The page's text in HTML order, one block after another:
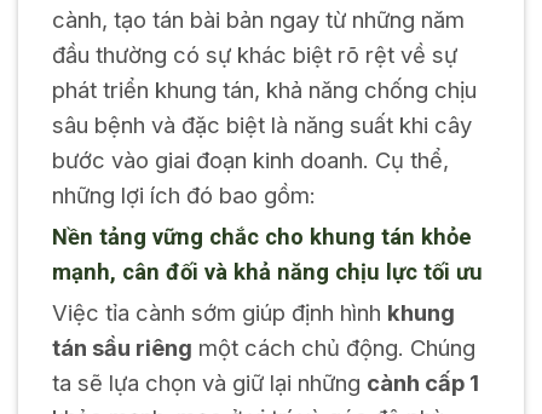
cành, tạo tán bài bản ngay từ những năm
đầu thường có sự khác biệt rõ rệt về sự
phát triển khung tán, khả năng chống chịu
sâu bệnh và đặc biệt là năng suất khi cây
bước vào giai đoạn kinh doanh. Cụ thể,
những lợi ích đó bao gồm:
Nền tảng vững chắc cho khung tán khỏe
mạnh, cân đối và khả năng chịu lực tối ưu
Việc tỉa cành sớm giúp định hình khung
tán sầu riêng một cách chủ động. Chúng
ta sẽ lựa chọn và giữ lại những cành cấp 1